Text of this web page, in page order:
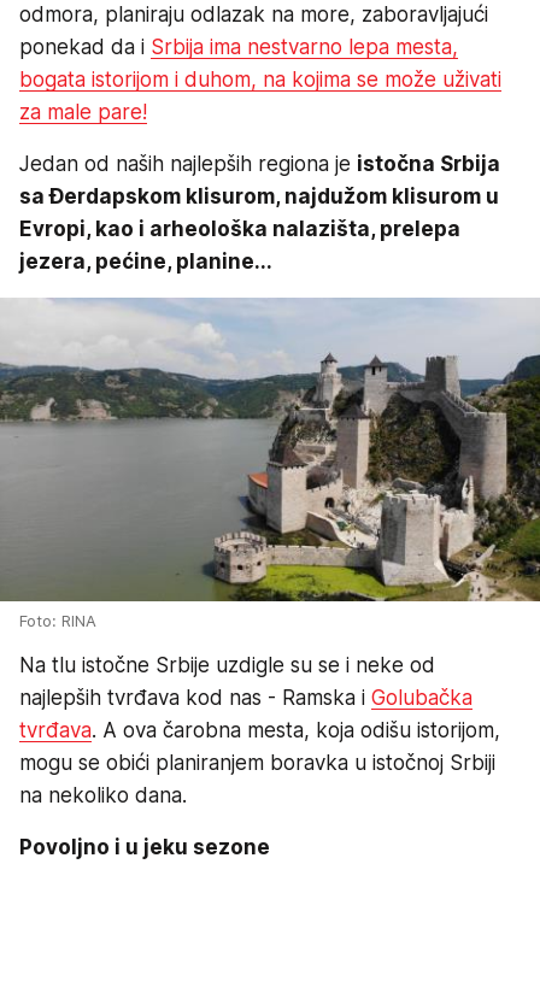
odmora, planiraju odlazak na more, zaboravljajući
ponekad da i Srbija ima nestvarno lepa mesta,
bogata istorijom i duhom, na kojima se može uživati
za male pare!
Jedan od naših najlepših regiona je istočna Srbija
sa Đerdapskom klisurom, najdužom klisurom u
Evropi, kao i arheološka nalazišta, prelepa
jezera, pećine, planine...
Foto: RINA
Na tlu istočne Srbije uzdigle su se i neke od
najlepših tvrđava kod nas - Ramska i Golubačka
tvrđava. A ova čarobna mesta, koja odišu istorijom,
mogu se obići planiranjem boravka u istočnoj Srbiji
na nekoliko dana.
Povoljno i u jeku sezone